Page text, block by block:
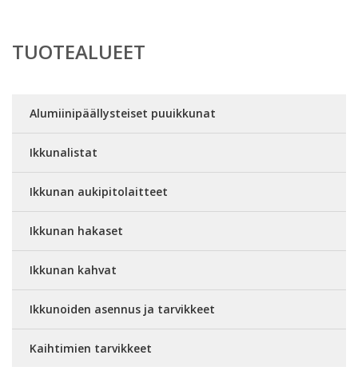
TUOTEALUEET
Alumiinipäällysteiset puuikkunat
Ikkunalistat
Ikkunan aukipitolaitteet
Ikkunan hakaset
Ikkunan kahvat
Ikkunoiden asennus ja tarvikkeet
Kaihtimien tarvikkeet